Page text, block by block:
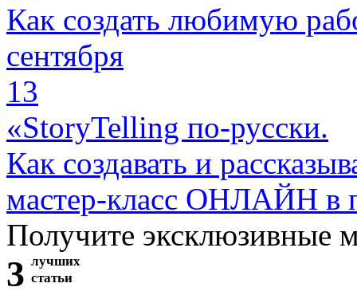
Как создать любимую
сентября
13
«StoryTelling по-русски.
Как создавать и
мастер-класс ОНЛАЙН в
Получите эксклюзивные
3 лучших
статьи